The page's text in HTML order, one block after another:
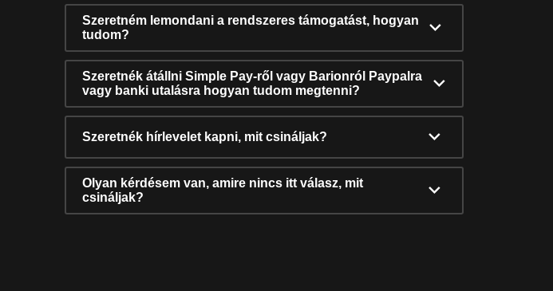
Szeretném lemondani a rendszeres támogatást, hogyan
tudom?
Szeretnék átállni Simple Pay-ről vagy Barionról Paypalra
vagy banki utalásra hogyan tudom megtenni?
Szeretnék hírlevelet kapni, mit csináljak?
Olyan kérdésem van, amire nincs itt válasz, mit
csináljak?